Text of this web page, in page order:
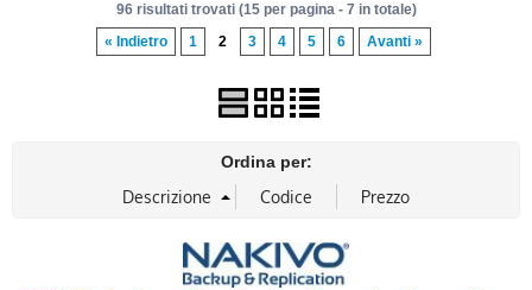
Prodotti
Certificazioni
PROMO ATTIVE
96 risultati trovati (15 per pagina - 7 in totale)
« Indietro
1 2 3 4 5 6 Avanti »
Ordina per: